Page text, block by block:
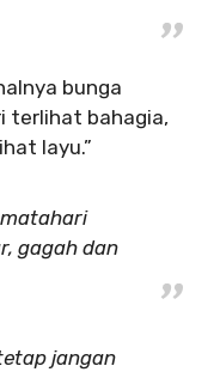
bunga
terlihat bahagia,
layu.”
gagah dan
jangan